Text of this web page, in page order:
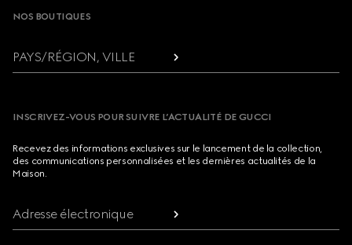
NOS BOUTIQUES
PAYS/RÉGION, VILLE
INSCRIVEZ-VOUS POUR SUIVRE L’ACTUALITÉ DE GUCCI
Recevez des informations exclusives sur le lancement de la collection,
des communications personnalisées et les dernières actualités de la
Maison.
Adresse électronique